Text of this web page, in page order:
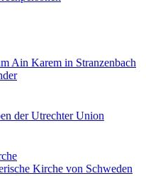
Ain Karem in Stranzenbach
der Utrechter Union
Kirche von Schweden